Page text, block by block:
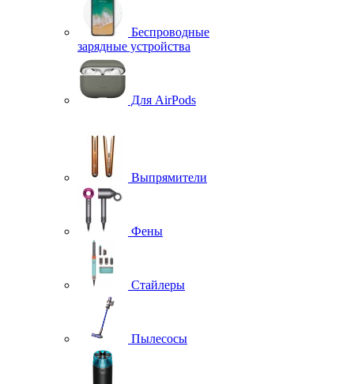
Беспроводные
зарядные устройства
Для AirPods
Выпрямители
Фены
Стайлеры
Пылесосы